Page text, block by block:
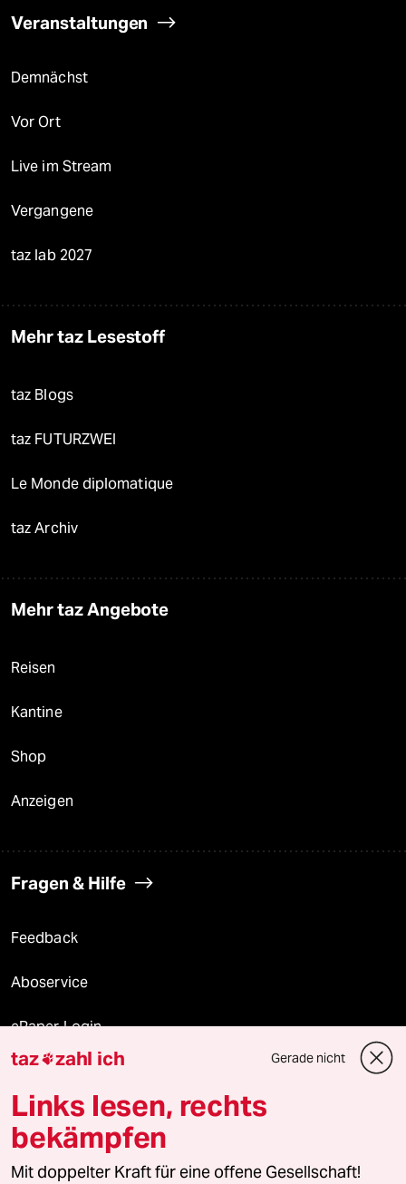
Veranstaltungen
Demnächst
Vor Ort
Live im Stream
Vergangene
taz lab 2027
Mehr taz Lesestoff
taz Blogs
taz FUTURZWEI
Le Monde diplomatique
taz Archiv
Mehr taz Angebote
Reisen
Kantine
Shop
Anzeigen
Fragen & Hilfe
Feedback
Aboservice
ePaper Login
Downloads für Abonnierende
© 2026 taz Verlags und Vertriebs GmbH
Alle Rechte vorbehalten. Bei rechtlichen Fragen oder für Genehmigungen
taz zahl ich Gerade nicht
Links lesen, rechts
bekämpfen
Mit doppelter Kraft für eine offene Gesellschaft!